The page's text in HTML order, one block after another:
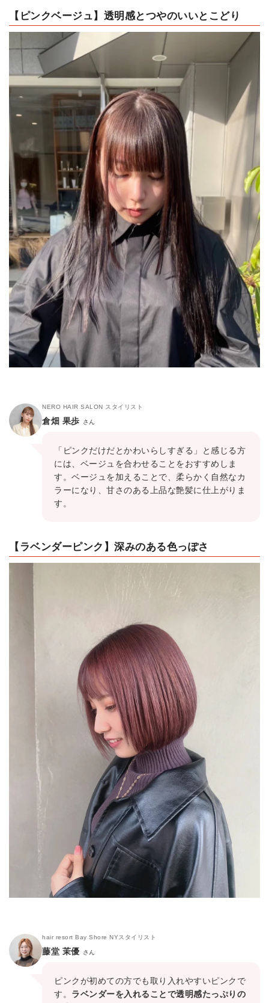
【ピンクベージュ】透明感とつやのいいとこどり
NERO HAIR SALON スタイリスト
倉畑 果歩 さん
「ピンクだけだとかわいらしすぎる」と感じる方
には、ベージュを合わせることをおすすめしま
す。ベージュを加えることで、柔らかく自然なカ
ラーになり、甘さのある上品な艶髪に仕上がりま
す。
【ラベンダーピンク】深みのある色っぽさ
hair resort Bay Shore NYスタイリスト
藤堂 茉優 さん
ピンクが初めての方でも取り入れやすいピンクで
す。 ラベンダーを入れることで透明感たっぷりの